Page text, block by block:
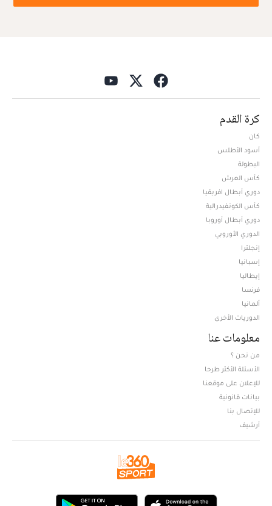
كرة القدم
كان
أسود الأطلس
البطولة
كأس العرش
دوري أبطال افريقيا
كأس الكونفيدرالية
دوري أبطال أوروبا
الدوري الأوروبي
إنجلترا
إسبانيا
إيطاليا
فرنسا
ألمانيا
الدوريات الأخرى
معلومات عنا
من نحن ؟
الأسئلة الأكثر طرحا
للإعلان على موقعنا
بيانات قانونية
للإتصال بنا
أرشيف